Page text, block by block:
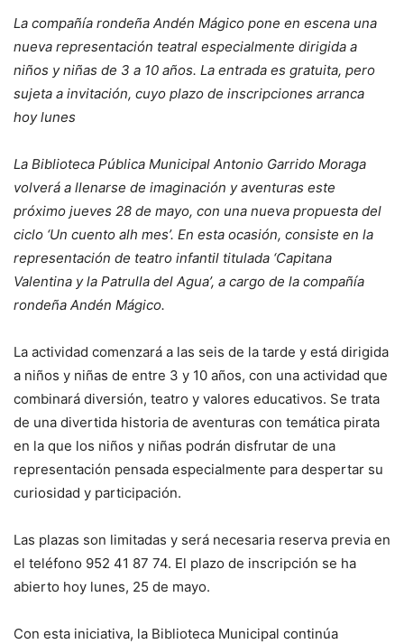
La compañía rondeña Andén Mágico pone en escena una
nueva representación teatral especialmente dirigida a
niños y niñas de 3 a 10 años. La entrada es gratuita, pero
sujeta a invitación, cuyo plazo de inscripciones arranca
hoy lunes
La Biblioteca Pública Municipal Antonio Garrido Moraga
volverá a llenarse de imaginación y aventuras este
próximo jueves 28 de mayo, con una nueva propuesta del
ciclo ‘Un cuento alh mes’. En esta ocasión, consiste en la
representación de teatro infantil titulada ‘Capitana
Valentina y la Patrulla del Agua’, a cargo de la compañía
rondeña Andén Mágico.
La actividad comenzará a las seis de la tarde y está dirigida
a niños y niñas de entre 3 y 10 años, con una actividad que
combinará diversión, teatro y valores educativos. Se trata
de una divertida historia de aventuras con temática pirata
en la que los niños y niñas podrán disfrutar de una
representación pensada especialmente para despertar su
curiosidad y participación.
Las plazas son limitadas y será necesaria reserva previa en
el teléfono 952 41 87 74. El plazo de inscripción se ha
abierto hoy lunes, 25 de mayo.
Con esta iniciativa, la Biblioteca Municipal continúa